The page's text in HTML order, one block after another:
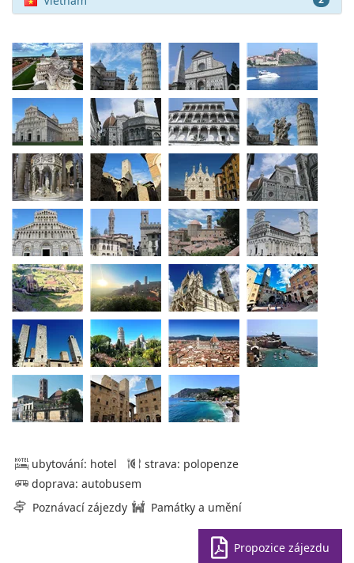
ubytování: hotel
strava: polopenze
doprava: autobusem
Poznávací zájezdy
Památky a umění
Propozice zájezdu